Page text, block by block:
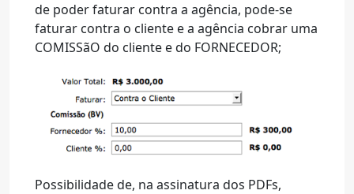
de poder faturar contra a agência, pode-se
faturar contra o cliente e a agência cobrar uma
COMISSãO do cliente e do FORNECEDOR;
Possibilidade de, na assinatura dos PDFs,